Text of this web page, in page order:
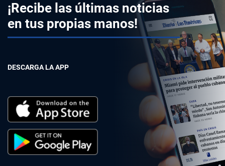
¡Recibe las últimas noticias
en tus propias manos!
DESCARGA LA APP